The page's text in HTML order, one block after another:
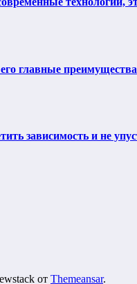
главные преимущества
зависимость и не
от Themeansar.